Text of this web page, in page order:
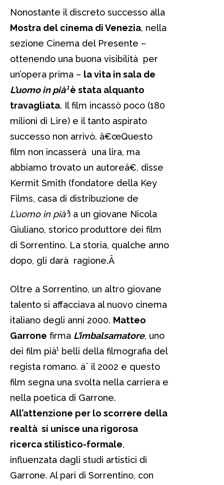
Nonostante il discreto successo alla
Mostra del cinema di Venezia, nella
sezione Cinema del Presente –
ottenendo una buona visibilità per
un’opera prima – la vita in sala de
L’uomo in pià¹è stata alquanto
travagliata. Il film incassò poco (180
milioni di Lire) e il tanto aspirato
successo non arrivò. â€œQuesto
film non incasserà una lira, ma
abbiamo trovato un autoreâ€, disse
Kermit Smith (fondatore della Key
Films, casa di distribuzione de
L’uomo in pià¹) a un giovane Nicola
Giuliano, storico produttore dei film
di Sorrentino. La storia, qualche anno
dopo, gli darà ragione.Â
Oltre a Sorrentino, un altro giovane
talento si affacciava al nuovo cinema
italiano degli anni 2000. Matteo
Garrone firma L’imbalsamatore, uno
dei film pià¹ belli della filmografia del
regista romano. àˆ il 2002 e questo
film segna una svolta nella carriera e
nella poetica di Garrone.
All’attenzione per lo scorrere della
realtà si unisce una rigorosa
ricerca stilistico-formale,
influenzata dagli studi artistici di
Garrone. Al pari di Sorrentino, con